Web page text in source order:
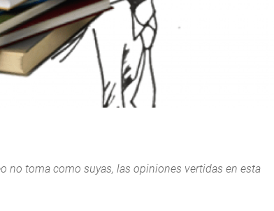
no toma como suyas, las opiniones vertidas en esta